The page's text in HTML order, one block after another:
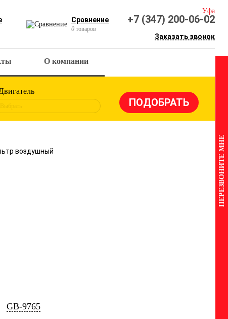
Сравнение
0 товаров
Уфа
+7 (347) 200-06-02
Заказать звонок
О компании
Выбрать
воздушный
GB-9765
ПЕРЕЗВОНИТЕ МНЕ